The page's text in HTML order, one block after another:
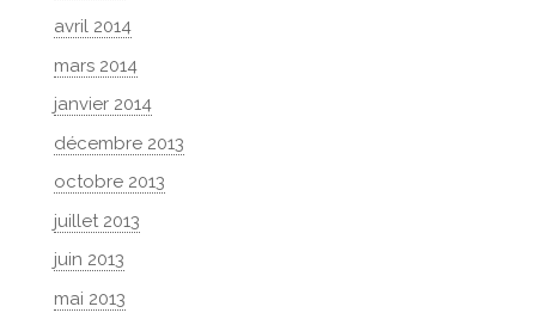
avril 2014
mars 2014
janvier 2014
décembre 2013
octobre 2013
juillet 2013
juin 2013
mai 2013